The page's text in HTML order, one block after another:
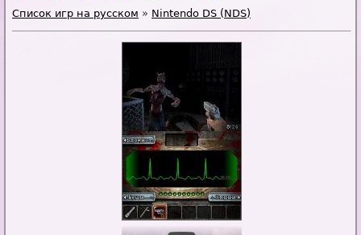
Список игр на русском » Nintendo DS (NDS)